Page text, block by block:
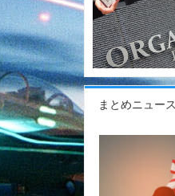
まとめニュース